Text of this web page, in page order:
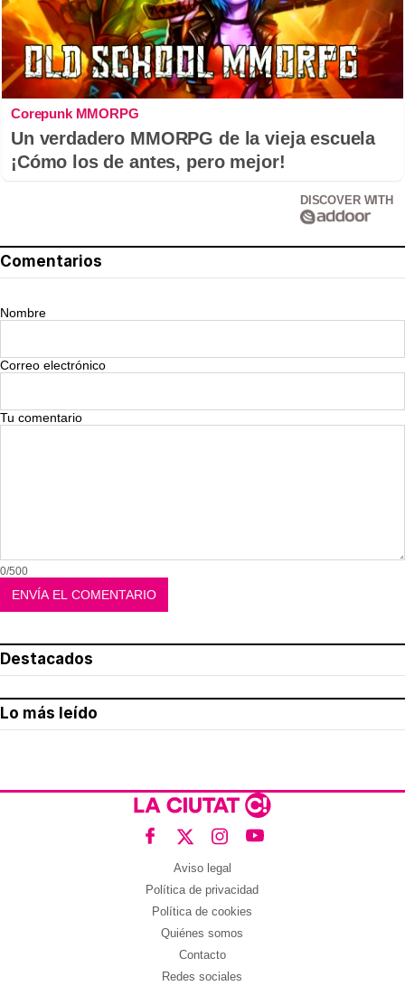
Corepunk MMORPG
Un verdadero MMORPG de la vieja escuela
¡Cómo los de antes, pero mejor!
DISCOVER WITH
Comentarios
Nombre
Correo electrónico
Tu comentario
0/500
Destacados
Lo más leído
Aviso legal
Política de privacidad
Política de cookies
Quiénes somos
Contacto
Redes sociales